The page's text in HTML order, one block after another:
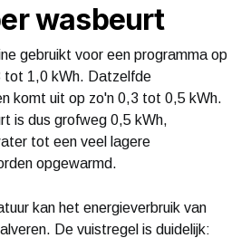
wasbeurt
gebruikt voor een programma op
tot 1,0 kWh. Datzelfde
komt uit op zo'n 0,3 tot 0,5 kWh.
is dus grofweg 0,5 kWh,
tot een veel lagere
opgewarmd.
kan het energieverbruik van
De vuistregel is duidelijk: